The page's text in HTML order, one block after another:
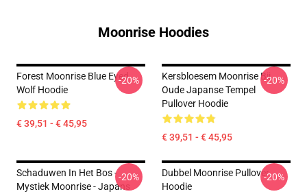
Moonrise Hoodies
Forest Moonrise Blue Eyed
Wolf Hoodie
€ 39,51 - € 45,95
-20%
Kersbloesem Moonrise Bij
Oude Japanse Tempel
Pullover Hoodie
€ 39,51 - € 45,95
-20%
Schaduwen In Het Bos -
Mystiek Moonrise - Japans
-20%
Dubbel Moonrise Pullover
Hoodie
-20%